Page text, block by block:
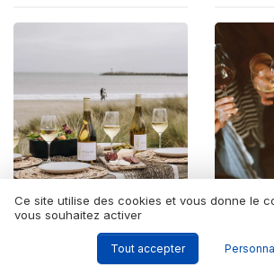
Authenticité produits • 06/11/2025
Hauserer : un trésor viticole de
dans le
Ce site utilise des cookies et vous donne le
vous souhaitez activer
Tout accepter